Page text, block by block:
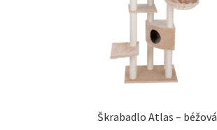
Škrabadlo Atlas – béžová